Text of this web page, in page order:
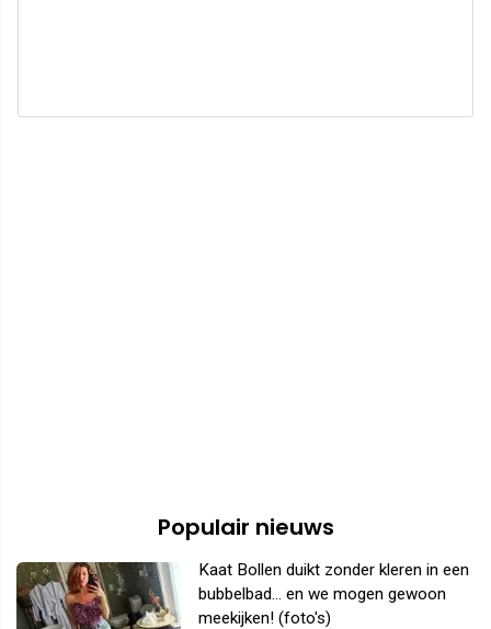
Populair nieuws
Kaat Bollen duikt zonder kleren in een
bubbelbad... en we mogen gewoon
meekijken! (foto's)